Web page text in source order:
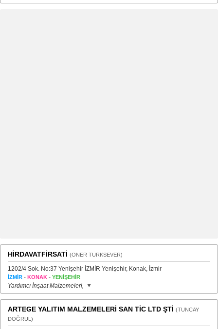
HİRDAVATFİRSATİ (ÖNER TÜRKSEVER)
1202/4 Sok. No:37 Yenişehir İZMİR Yenişehir, Konak, İzmir
İZMİR - KONAK - YENİŞEHİR
Yardımcı İnşaat Malzemeleri,
ARTEGE YALITIM MALZEMELERİ SAN TİC LTD ŞTİ (TUNCAY
DOĞRUL)